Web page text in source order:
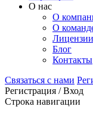
О нас
О
О
Блог
Контакты
Связаться с нами
Регистрация / Вход
Строка навигации